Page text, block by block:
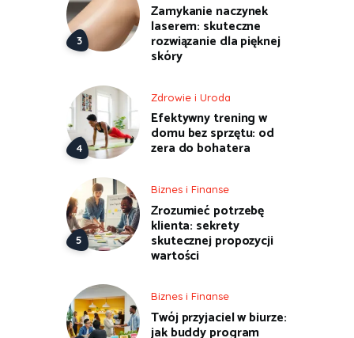
Zamykanie naczynek
laserem: skuteczne
rozwiązanie dla pięknej
skóry
Zdrowie i Uroda
Efektywny trening w
domu bez sprzętu: od
zera do bohatera
Biznes i Finanse
Zrozumieć potrzebę
klienta: sekrety
skutecznej propozycji
wartości
Biznes i Finanse
Twój przyjaciel w biurze:
jak buddy program